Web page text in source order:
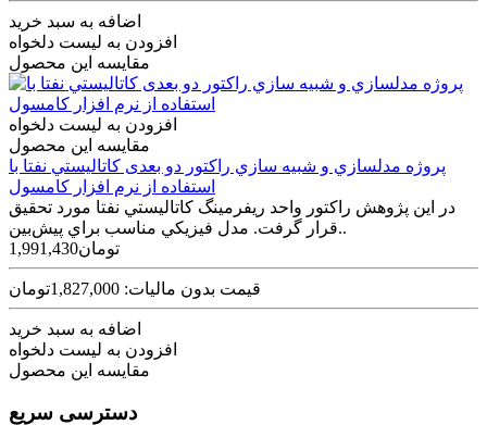
اضافه به سبد خرید
افزودن به لیست دلخواه
مقایسه این محصول
افزودن به لیست دلخواه
مقایسه این محصول
پروژه مدلسازي و شبيه­ سازي راکتور دو بعدی کاتاليستي نفتا با
استفاده از نرم افزار کامسول
در اين پژوهش راکتور واحد ريفرمينگ کاتاليستي نفتا مورد تحقيق
قرار گرفت. مدل فيزيکي مناسب براي پيش‌بين..
1,991,430تومان
قیمت بدون مالیات: 1,827,000تومان
اضافه به سبد خرید
افزودن به لیست دلخواه
مقایسه این محصول
دسترسی سریع